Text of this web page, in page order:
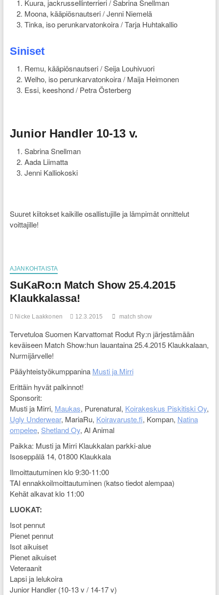
Kuura, jackrussellinterrieri / Sabrina Snellman
Moona, kääpiösnautseri / Jenni Niemelä
Tinka, iso perunkarvatonkoira / Tarja Huhtakallio
Siniset
Remu, kääpiösnautseri / Seija Louhivuori
Welho, iso perunkarvatonkoira / Maija Heimonen
Essi, keeshond / Petra Österberg
Junior Handler 10-13 v.
Sabrina Snellman
Aada Liimatta
Jenni Kalliokoski
Suuret kiitokset kaikille osallistujille ja lämpimät onnittelut
voittajille!
AJANKOHTAISTA
SuKaRo:n Match Show 25.4.2015
Klaukkalassa!
Nicke Laakkonen 12.3.2015 match show
Tervetuloa Suomen Karvattomat Rodut Ry:n järjestämään
keväiseen Match Show:hun lauantaina 25.4.2015 Klaukkalaan,
Nurmijärvelle!
Pääyhteistyökumppanina Musti ja Mirri
Erittäin hyvät palkinnot!
Sponsorit:
Musti ja Mirri, Maukas, Purenatural, Koirakeskus Piskitiski Oy,
Ugly Underwear, MariaRu, Koiravaruste.fi, Kompan, Natina
ompelee, Shetland Oy, Al Animal
Paikka: Musti ja Mirri Klaukkalan parkki-alue
Isoseppälä 14, 01800 Klaukkala
Ilmoittautuminen klo 9:30-11:00
TAI ennakkoilmoittautuminen (katso tiedot alempaa)
Kehät alkavat klo 11:00
LUOKAT:
Isot pennut
Pienet pennut
Isot aikuiset
Pienet aikuiset
Veteraanit
Lapsi ja lelukoira
Junior Handler (10-13 v / 14-17 v)